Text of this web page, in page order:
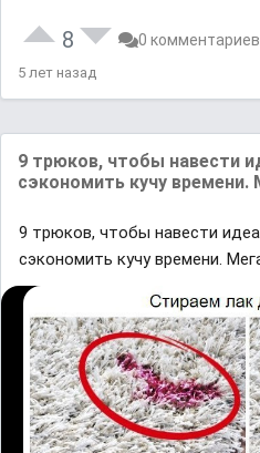
8 0 комментариев
5 лет назад
9 трюков, чтобы навести
сэкономить кучу времени.
9 трюков, чтобы навести
сэкономить кучу времени.